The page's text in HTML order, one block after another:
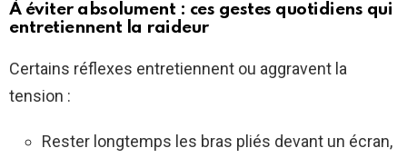
À éviter absolument : ces gestes quotidiens qui
entretiennent la raideur
Certains réflexes entretiennent ou aggravent la
tension :
Rester longtemps les bras pliés devant un écran,